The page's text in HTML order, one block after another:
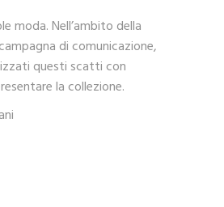
moda. Nell’ambito della
di comunicazione,
questi scatti con
la collezione.